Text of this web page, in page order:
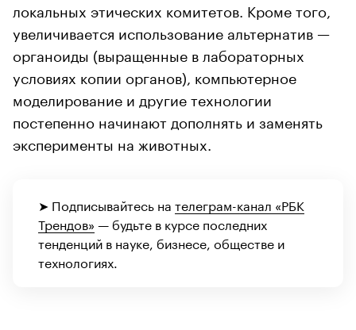
локальных этических комитетов. Кроме того,
увеличивается использование альтернатив —
органоиды (выращенные в лабораторных
условиях копии органов), компьютерное
моделирование и другие технологии
постепенно начинают дополнять и заменять
эксперименты на животных.
➤ Подписывайтесь на телеграм-канал «РБК
Трендов» — будьте в курсе последних
тенденций в науке, бизнесе, обществе и
технологиях.